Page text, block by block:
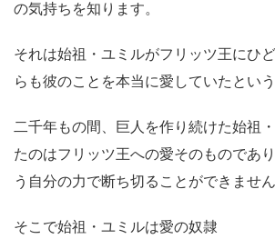
の気持ちを知ります。
それは始祖・ユミルがフリッツ王にひ
らも彼のことを本当に愛していたという
二千年もの間、巨人を作り続けた始祖
たのはフリッツ王への愛そのものであ
う自分の力で断ち切ることができません
そこで始祖・ユミルは愛の奴隷